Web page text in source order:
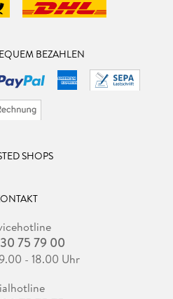
BEZAHLEN
SHOPS
75 79 00
- 18.00 Uhr